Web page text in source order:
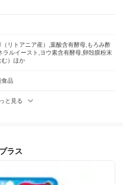
リトアニア産）,葉酸含有酵母,もろみ酢
ラルイースト,ヨウ素含有酵母,卵殻膜粉末
む）ほか
品
と見る
ラス